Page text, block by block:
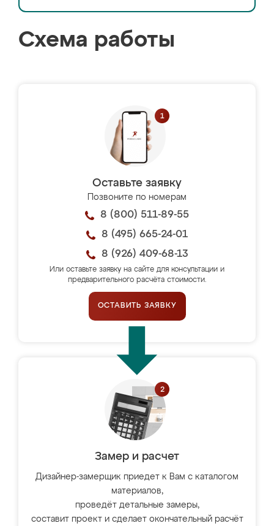
Схема работы
Оставьте заявку
Позвоните по номерам
8 (800) 511-89-55
8 (495) 665-24-01
8 (926) 409-68-13
Или оставьте заявку на сайте для консультации и
предварительного расчёта стоимости.
ОСТАВИТЬ ЗАЯВКУ
Замер и расчет
Дизайнер-замерщик приедет к Вам с каталогом
материалов,
проведёт детальные замеры,
составит проект и сделает окончательный расчёт